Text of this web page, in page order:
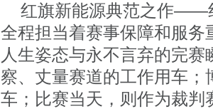
红旗新能源典范之作——
全程担当着赛事保障和服
人生姿态与永不言弃的完
察、丈量赛道的工作用车
车；比赛当天，则作为裁